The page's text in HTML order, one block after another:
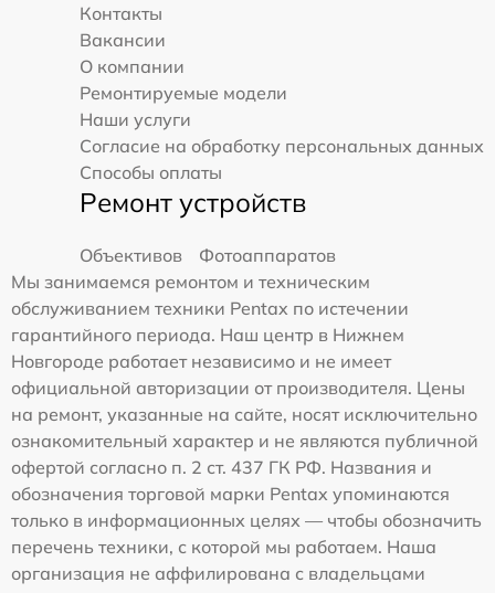
Контакты
Вакансии
О компании
Ремонтируемые модели
Наши услуги
Согласие на обработку персональных данных
Способы оплаты
Ремонт устройств
Объективов
Фотоаппаратов
Мы занимаемся ремонтом и техническим
обслуживанием техники Pentax по истечении
гарантийного периода. Наш центр в Нижнем
Новгороде работает независимо и не имеет
официальной авторизации от производителя. Цены
на ремонт, указанные на сайте, носят исключительно
ознакомительный характер и не являются публичной
офертой согласно п. 2 ст. 437 ГК РФ. Названия и
обозначения торговой марки Pentax упоминаются
только в информационных целях — чтобы обозначить
перечень техники, с которой мы работаем. Наша
организация не аффилирована с владельцами